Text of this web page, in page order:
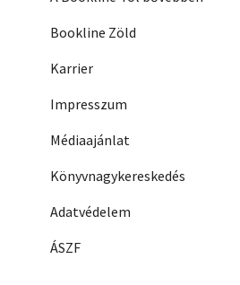
Bookline Zöld
Karrier
Impresszum
Médiaajánlat
Könyvnagykereskedés
Adatvédelem
ÁSZF